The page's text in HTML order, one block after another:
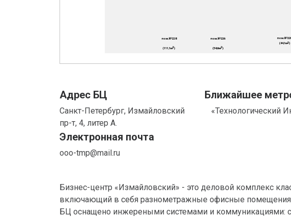
Адрес БЦ
Санкт-Петербург, Измайловский
пр-т, 4, литер А.
Ближайшее
«Технологический
Электронная почта
ooo-tmp@mail.ru
Бизнес-центр «Измайловский» - это деловой комплекс
включающий в себя разнометражные офисные
БЦ оснащено инжереными системами и коммуникациями: